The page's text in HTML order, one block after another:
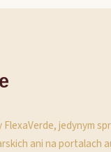
FlexaVerde,
ani na portalach